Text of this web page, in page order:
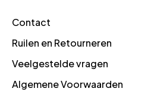
Contact
Ruilen en Retourneren
Veelgestelde vragen
Algemene Voorwaarden